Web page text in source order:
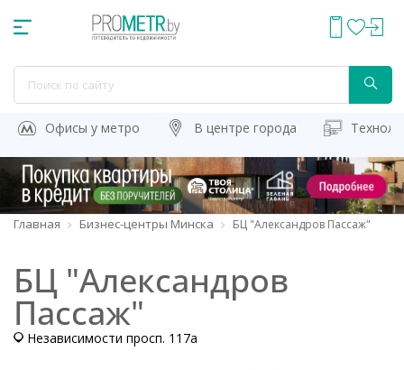
Офисы у метро В центре города
Главная Бизнес-центры Минска БЦ "Александров Пассаж"
БЦ "Александров
Пассаж"
Независимости просп. 117a